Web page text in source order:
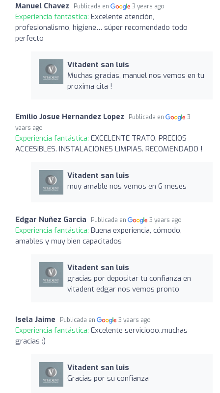
Manuel Chavez Publicada en 3 years ago
Experiencia fantástica: Excelente atención,
profesionalismo, higiene… súper recomendado todo
perfecto
Vitadent san luis
Muchas gracias, manuel nos vemos en tu
proxima cita !
Emilio Josue Hernandez Lopez Publicada en
3
years ago
Experiencia fantástica: EXCELENTE TRATO. PRECIOS
ACCESIBLES. INSTALACIONES LIMPIAS. RECOMENDADO !
Vitadent san luis
muy amable nos vemos en 6 meses
Edgar Nuñez Garcia Publicada en 3 years ago
Experiencia fantástica: Buena experiencia, cómodo,
amables y muy bien capacitados
Vitadent san luis
gracias por depositar tu confianza en
vitadent edgar nos vemos pronto
Isela Jaime Publicada en 3 years ago
Experiencia fantástica: Excelente serviciooo..muchas
gracias :)
Vitadent san luis
Gracias por su confianza